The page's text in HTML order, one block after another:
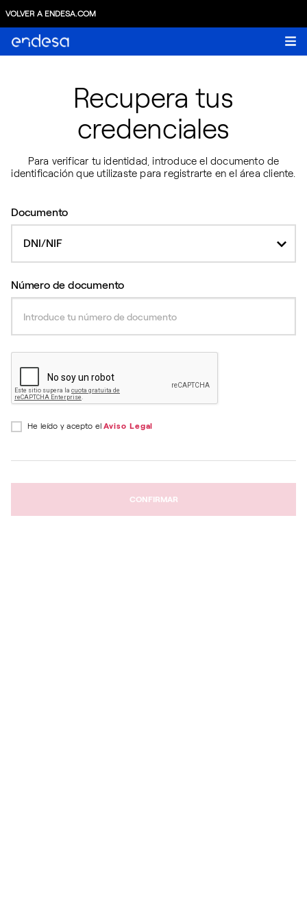
VOLVER A ENDESA.COM
Recupera tus
credenciales
Para verificar tu identidad, introduce el documento de
identificación que utilizaste para registrarte en el área cliente.
Documento
DNI/NIF
Número de documento
He leído y acepto elAviso Legal
CONFIRMAR